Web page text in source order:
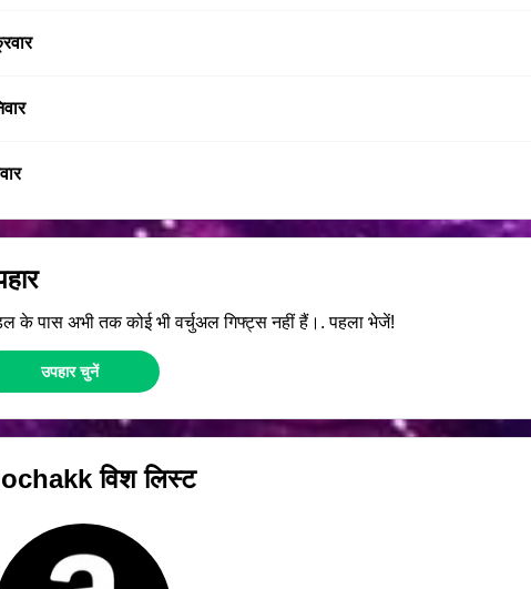
के पास अभी तक कोई भी वर्चुअल गिफ्ट्स नहीं हैं।. पहला भेजें!
उपहार चुनें
विश लिस्ट